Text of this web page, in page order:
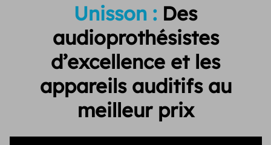
Unisson : Des
audioprothésistes
d’excellence etles
appareils auditifs au
meilleur prix